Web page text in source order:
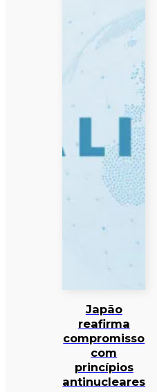
Japão
reafirma
compromisso
com
princípios
antinucleares